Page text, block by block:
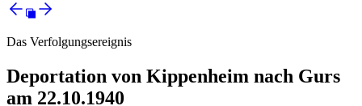
Das Verfolgungsereignis
Deportation von Kippenheim nach Gurs
am 22.10.1940